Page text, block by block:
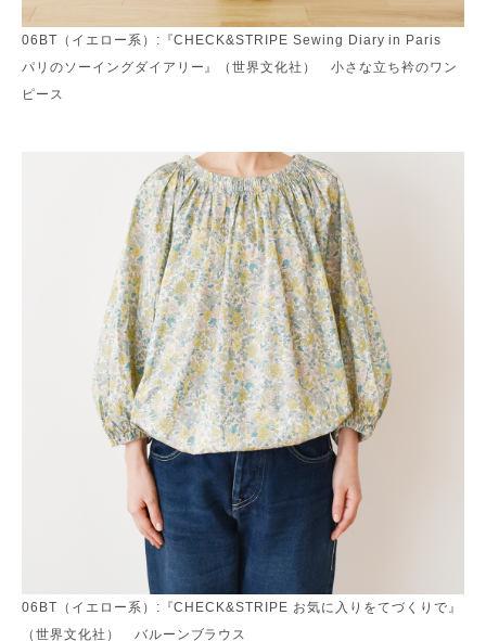
06BT（イエロー系）:『CHECK&STRIPE Sewing Diary in Paris
パリのソーイングダイアリー』（世界文化社） 小さな立ち衿のワン
ピース
06BT（イエロー系）:『CHECK&STRIPE お気に入りをてづくりで』
（世界文化社） バルーンブラウス